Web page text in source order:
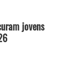
jovens